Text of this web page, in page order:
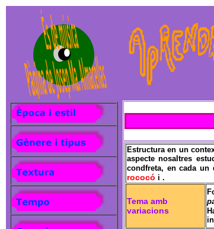
Estructura en un
aspecte nosaltres
condfreta, en cada un
rococó i .
Tema amb
variacions